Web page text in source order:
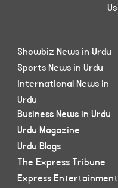
Us
Showbiz News in Urdu
Sports News in Urdu
International News in
Urdu
Business News in Urdu
Urdu Magazine
Urdu Blogs
The Express Tribune
Express Entertainment